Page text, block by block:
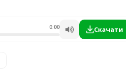
0:00 Скачати